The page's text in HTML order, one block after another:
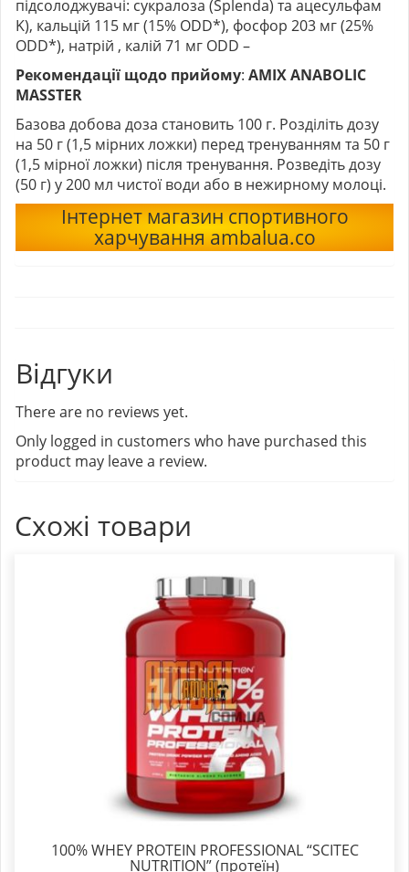
підсолоджувачі: сукралоза (Splenda) та ацесульфам
K), кальцій 115 мг (15% ODD*), фосфор 203 мг (25%
ODD*), натрій , калій 71 мг ODD –
Рекомендації щодо прийому: AMIX ANABOLIC
MASSTER
Базова добова доза становить 100 г. Розділіть дозу
на 50 г (1,5 мірних ложки) перед тренуванням та 50 г
(1,5 мірної ложки) після тренування. Розведіть дозу
(50 г) у 200 мл чистої води або в нежирному молоці.
Інтернет магазин спортивного
харчування ambalua.co
Відгуки
There are no reviews yet.
Only logged in customers who have purchased this
product may leave a review.
Схожі товари
100% WHEY PROTEIN PROFESSIONAL “SCITEC
NUTRITION” (протеїн)